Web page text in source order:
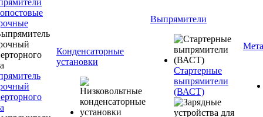
Конденсаторные
установки
Выпрямители
Стартерные
выпрямители
(ВАСТ)